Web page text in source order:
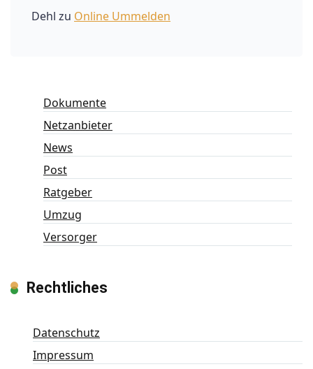
Dehl zu Online Ummelden
Dokumente
Netzanbieter
News
Post
Ratgeber
Umzug
Versorger
Rechtliches
Datenschutz
Impressum